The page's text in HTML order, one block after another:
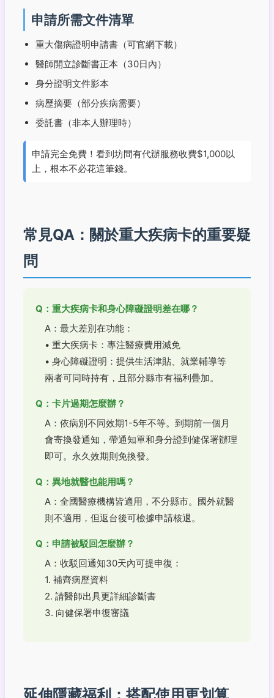
申請所需文件清單
重大傷病證明申請書（可官網下載）
醫師開立診斷書正本（30日內）
身分證明文件影本
病歷摘要（部分疾病需要）
委託書（非本人辦理時）
申請完全免費！看到坊間有代辦服務收費$1,000以
上，根本不必花這筆錢。
常見QA：關於重大疾病卡的重要疑
問
Q：重大疾病卡和身心障礙證明差在哪？
A：最大差別在功能：
• 重大疾病卡：專注醫療費用減免
• 身心障礙證明：提供生活津貼、就業輔導等
兩者可同時持有，且部分縣市有福利疊加。
Q：卡片過期怎麼辦？
A：依病別不同效期1-5年不等。到期前一個月
會寄換發通知，帶通知單和身分證到健保署辦理
即可。永久效期則免換發。
Q：異地就醫也能用嗎？
A：全國醫療機構皆適用，不分縣市。國外就醫
則不適用，但返台後可檢據申請核退。
Q：申請被駁回怎麼辦？
A：收駁回通知30天內可提申復：
1. 補齊病歷資料
2. 請醫師出具更詳細診斷書
3. 向健保署申復審議